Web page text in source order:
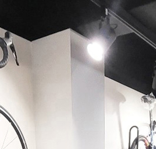
페이코 ID로 페이코 라이